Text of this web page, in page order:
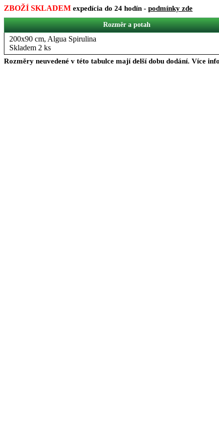
ZBOŽÍ SKLADEM expedícia do 24 hodín - podmínky zde
Rozměr a potah
200x90 cm, Algua Spirulina
Skladem 2 ks
Rozměry neuvedené v této tabulce mají delší dobu dodání. Více